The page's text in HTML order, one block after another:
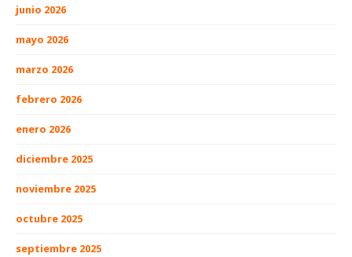
junio 2026
mayo 2026
marzo 2026
febrero 2026
enero 2026
diciembre 2025
noviembre 2025
octubre 2025
septiembre 2025